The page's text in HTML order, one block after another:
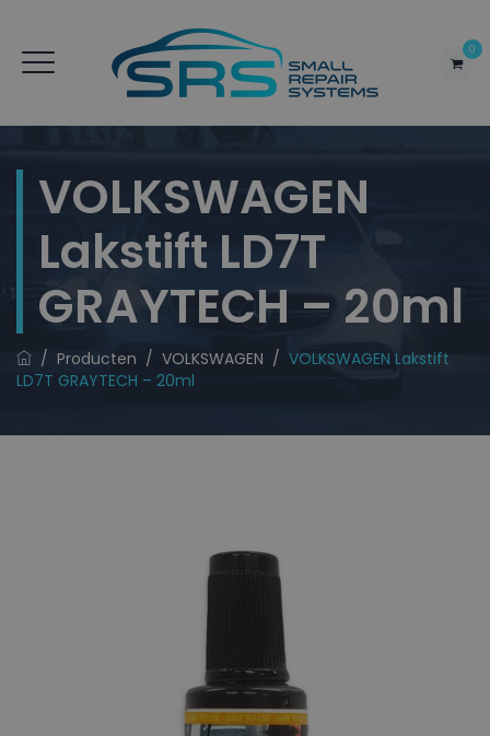
0
VOLKSWAGEN
Lakstift LD7T
GRAYTECH – 20ml
/ Producten / VOLKSWAGEN / VOLKSWAGEN Lakstift
LD7T GRAYTECH – 20ml